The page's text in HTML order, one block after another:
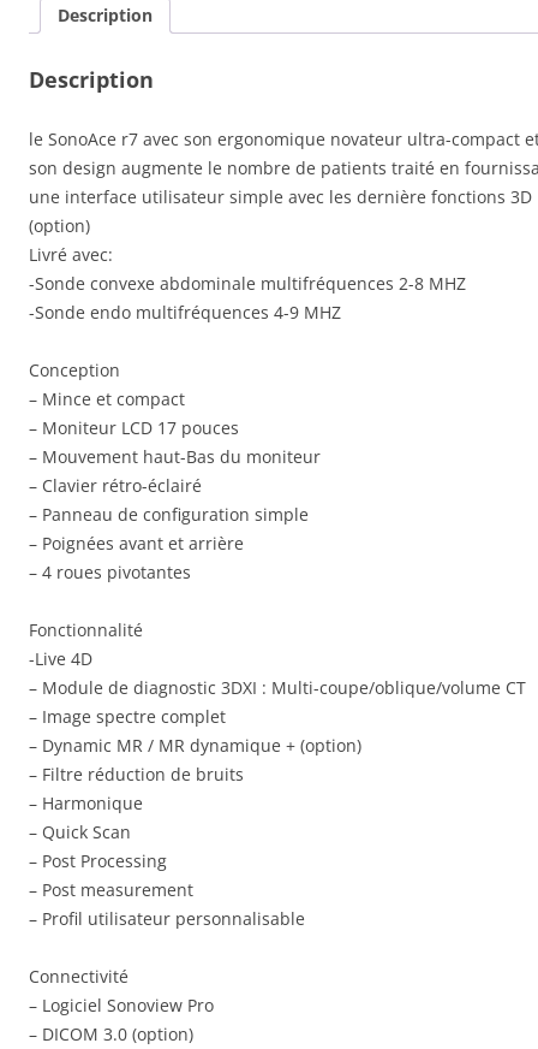
Description
Description
le SonoAce r7 avec son ergonomique novateur ultra-compact
son design augmente le nombre de patients traité en
une interface utilisateur simple avec les dernière fonctions 3D
(option)
Livré avec:
-Sonde convexe abdominale multifréquences 2-8 MHZ
-Sonde endo multifréquences 4-9 MHZ
Conception
– Mince et compact
– Moniteur LCD 17 pouces
– Mouvement haut-Bas du moniteur
– Clavier rétro-éclairé
– Panneau de configuration simple
– Poignées avant et arrière
– 4 roues pivotantes
Fonctionnalité
-Live 4D
– Module de diagnostic 3DXI : Multi-coupe/oblique/volume CT
– Image spectre complet
– Dynamic MR / MR dynamique + (option)
– Filtre réduction de bruits
– Harmonique
– Quick Scan
– Post Processing
– Post measurement
– Profil utilisateur personnalisable
Connectivité
– Logiciel Sonoview Pro
– DICOM 3.0 (option)